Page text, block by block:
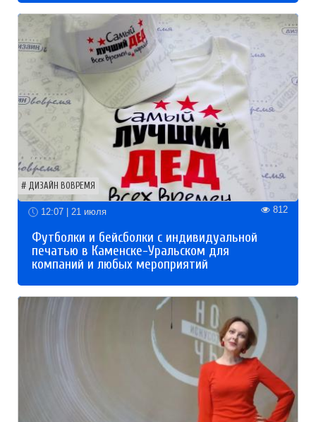
ДИЗАЙН ВОВРЕМЯ
12:07 | 21 июля 812
Футболки и бейсболки с индивидуальной
печатью в Каменске-Уральском для
компаний и любых мероприятий